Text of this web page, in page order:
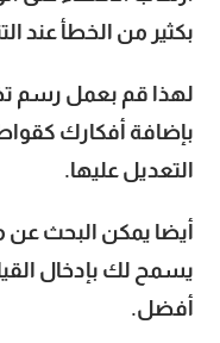
بكثير من الخطأ عند
لهذا قم بعمل رسم
بإضافة أفكارك
التعديل عليها.
أيضا يمكن البحث عن
يسمح لك بإدخال
أفضل.